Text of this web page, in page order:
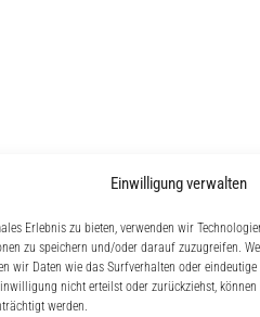
Einwilligung verwalten
Erlebnis zu bieten, verwenden wir
zu speichern und/oder darauf zuzugreifen.
wir Daten wie das Surfverhalten oder
nicht erteilst oder zurückziehst,
werden.